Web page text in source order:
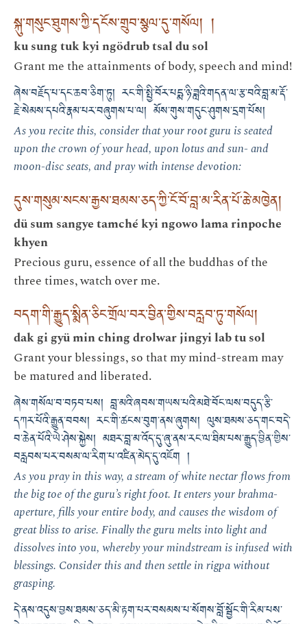
སྐུ་གསུང་ཐུགས་ཀྱི་དངོས་གྲུབ་སྩལ་དུ་གསོལ། །
ku sung tuk kyi ngödrub tsal du sol
Grant me the attainments of body, speech and mind!
ཞེས་བརྗོད་པ་དང་ཆབ་ཅིག་ཏུ། རང་གི་སྤྱི་བོར་པདྨ་ཉི་ཟླའི་གདན་ལ་རྩ་བའི་བླ་མ་རྡོ་
རྗེ་སེམས་དཔའི་རྣམ་པར་བཞུགས་པ་ལ། མོས་གུས་གདུང་ཤུགས་དྲག་པོས།
As you recite this, consider that your root guru is seated
upon the crown of your head, upon lotus and sun- and
moon-disc seats, and pray with intense devotion:
དུས་གསུམ་སངས་རྒྱས་ཐམས་ཅད་ཀྱི་ངོ་བོ་བླ་མ་རིན་པོ་ཆེ་མཁྱེན།
dü sum sangye tamché kyi ngowo lama rinpoche
khyen
Precious guru, essence of all the buddhas of the
three times, watch over me.
བདག་གི་རྒྱུད་སྨིན་ཅིང་གྲོལ་བར་བྱིན་གྱིས་བརླབ་ཏུ་གསོལ།
dak gi gyü min ching drolwar jingyi lab tu sol
Grant your blessings, so that my mind-stream may
be matured and liberated.
ཞེས་གསོལ་བ་བཏབ་པས། བླ་མའི་ཞབས་གཡས་པའི་མཐེ་བོང་ལས་བདུད་རྩི་
དཀར་པོའི་རྒྱུན་བབས། རང་གི་ཚངས་བུག་ནས་ཞུགས། ལུས་ཐམས་ཅད་གང་བདེ་
བ་ཆེན་པོའི་ཡེ་ཤེས་སྐྱེས། མཐར་བླ་མ་འོད་དུ་ཞུ་ནས་རང་ལ་ཐིམ་པས་རྒྱུད་བྱིན་གྱིས་
བརླབས་པར་བསམ་ལ་རིག་པ་འཛིན་མེད་དུ་འཇོག །
As you pray in this way, a stream of white nectar flows from
the big toe of the guru’s right foot. It enters your brahma-
aperture, fills your entire body, and causes the wisdom of
great bliss to arise. Finally the guru melts into light and
dissolves into you, whereby your mindstream is infused with
blessings. Consider this and then settle in rigpa without
grasping.
དེ་ནས་འདུས་བྱས་ཐམས་ཅད་མི་རྟག་པར་བསམས་པ་སོགས་བློ་སྦྱོང་གི་རིམ་པས་